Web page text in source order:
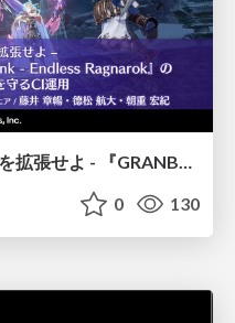
0 130